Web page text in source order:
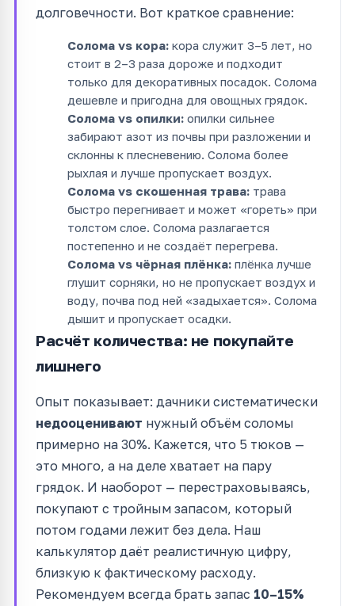
долговечности. Вот краткое сравнение:
Солома vs кора: кора служит 3–5 лет, но
стоит в 2–3 раза дороже и подходит
только для декоративных посадок. Солома
дешевле и пригодна для овощных грядок.
Солома vs опилки: опилки сильнее
забирают азот из почвы при разложении и
склонны к плесневению. Солома более
рыхлая и лучше пропускает воздух.
Солома vs скошенная трава: трава
быстро перегнивает и может «гореть» при
толстом слое. Солома разлагается
постепенно и не создаёт перегрева.
Солома vs чёрная плёнка: плёнка лучше
глушит сорняки, но не пропускает воздух и
воду, почва под ней «задыхается». Солома
дышит и пропускает осадки.
Расчёт количества: не покупайте
лишнего
Опыт показывает: дачники систематически
недооценивают нужный объём соломы
примерно на 30%. Кажется, что 5 тюков —
это много, а на деле хватает на пару
грядок. И наоборот — перестраховываясь,
покупают с тройным запасом, который
потом годами лежит без дела. Наш
калькулятор даёт реалистичную цифру,
близкую к фактическому расходу.
Рекомендуем всегда брать запас 10–15%